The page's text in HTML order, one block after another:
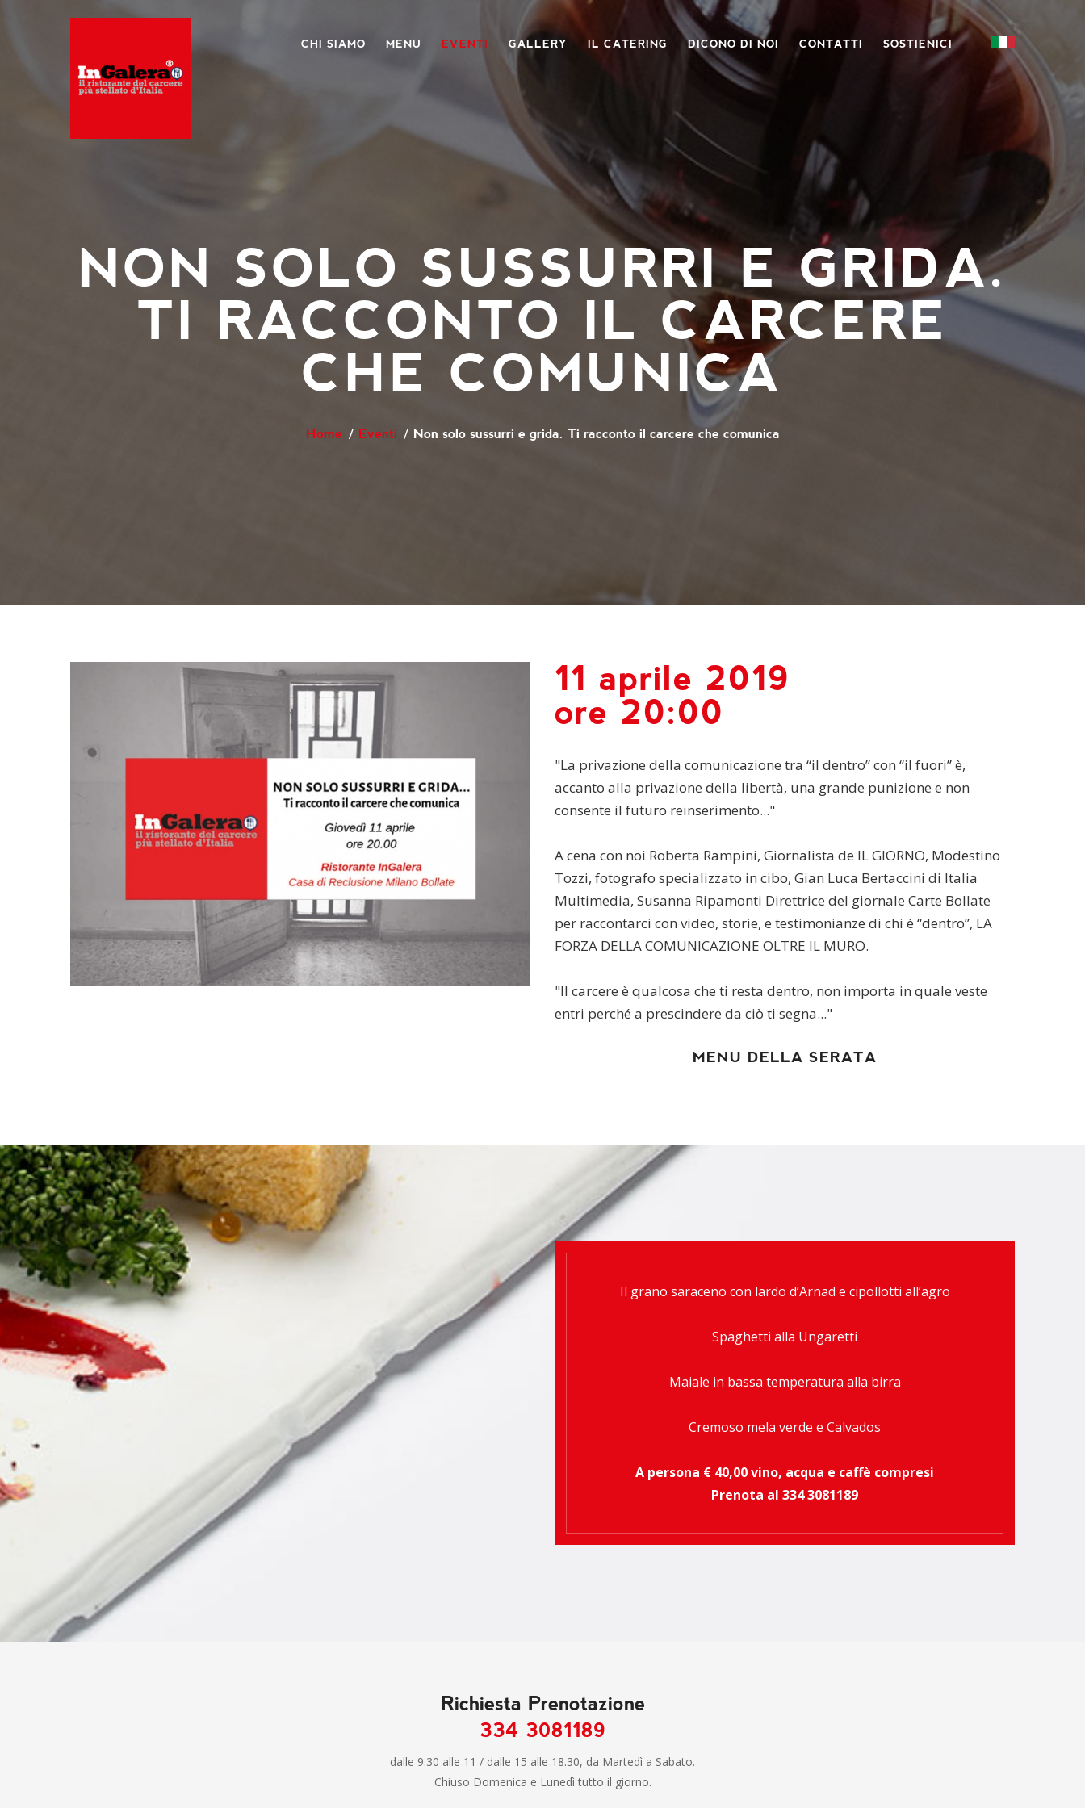
CHI SIAMO MENU EVENTI GALLERY IL CATERING DICONO DI NOI CONTATTI SOSTIENICI
NON SOLO SUSSURRI E GRIDA.
TI RACCONTO IL CARCERE
CHE COMUNICA
Home Eventi Non solo sussurri e grida. Ti racconto il carcere che comunica
11 aprile 2019
ore 20:00
"La privazione della comunicazione tra “il dentro” con “il fuori” è,
accanto alla privazione della libertà, una grande punizione e non
consente il futuro reinserimento..."
A cena con noi Roberta Rampini, Giornalista de IL GIORNO, Modestino
Tozzi, fotografo specializzato in cibo, Gian Luca Bertaccini di Italia
Multimedia, Susanna Ripamonti Direttrice del giornale Carte Bollate
per raccontarci con video, storie, e testimonianze di chi è “dentro”, LA
FORZA DELLA COMUNICAZIONE OLTRE IL MURO.
"Il carcere è qualcosa che ti resta dentro, non importa in quale veste
entri perché a prescindere da ciò ti segna..."
MENU DELLA SERATA
Il grano saraceno con lardo d’Arnad e cipollotti all’agro
Spaghetti alla Ungaretti
Maiale in bassa temperatura alla birra
Cremoso mela verde e Calvados
A persona € 40,00 vino, acqua e caffè compresi
Prenota al 334 3081189
Richiesta Prenotazione
334 3081189
dalle 9.30 alle 11 / dalle 15 alle 18.30, da Martedì a Sabato.
Chiuso Domenica e Lunedì tutto il giorno.